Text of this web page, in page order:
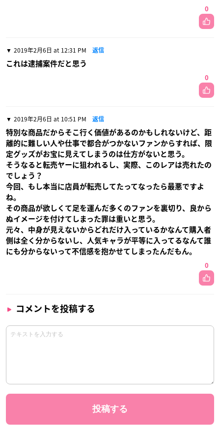
0
2019年2月6日 at 12:31 PM 返信
これは逮捕案件だと思う
0
2019年2月6日 at 10:51 PM 返信
特別な商品だからそこ行く価値があるのかもしれないけど、距
離的に難しい人や仕事で都合がつかないファンからすれば、限
定グッズがお宝に見えてしまうのは仕方がないと思う。
そうなると転売ヤーに狙われるし、実際、このレアは売れたの
でしょう？
今回、もし本当に店員が転売してたってなったら最悪ですよ
ね。
その商品が欲しくて足を運んだ多くのファンを裏切り、良から
ぬイメージを付けてしまった罪は重いと思う。
元々、中身が見えないからどれだけ入っているかなんて購入者
側は全く分からないし、人気キャラが平等に入ってるなんて誰
にも分からないって不信感を抱かせてしまったんだもん。
0
コメントを投稿する